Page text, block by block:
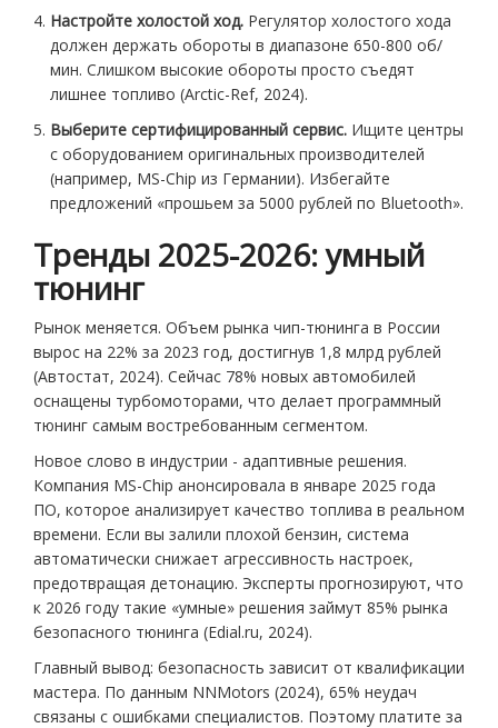
Настройте холостой ход. Регулятор холостого хода
должен держать обороты в диапазоне 650-800 об/
мин. Слишком высокие обороты просто съедят
лишнее топливо (Arctic-Ref, 2024).
Выберите сертифицированный сервис. Ищите центры
с оборудованием оригинальных производителей
(например, MS-Chip из Германии). Избегайте
предложений «прошьем за 5000 рублей по Bluetooth».
Тренды 2025-2026: умный
тюнинг
Рынок меняется. Объем рынка чип-тюнинга в России
вырос на 22% за 2023 год, достигнув 1,8 млрд рублей
(Автостат, 2024). Сейчас 78% новых автомобилей
оснащены турбомоторами, что делает программный
тюнинг самым востребованным сегментом.
Новое слово в индустрии - адаптивные решения.
Компания MS-Chip анонсировала в январе 2025 года
ПО, которое анализирует качество топлива в реальном
времени. Если вы залили плохой бензин, система
автоматически снижает агрессивность настроек,
предотвращая детонацию. Эксперты прогнозируют, что
к 2026 году такие «умные» решения займут 85% рынка
безопасного тюнинга (Edial.ru, 2024).
Главный вывод: безопасность зависит от квалификации
мастера. По данным NNMotors (2024), 65% неудач
связаны с ошибками специалистов. Поэтому платите за